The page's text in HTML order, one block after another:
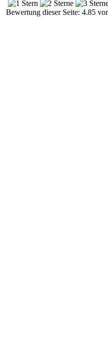
Bewertung dieser Seite: 4.85